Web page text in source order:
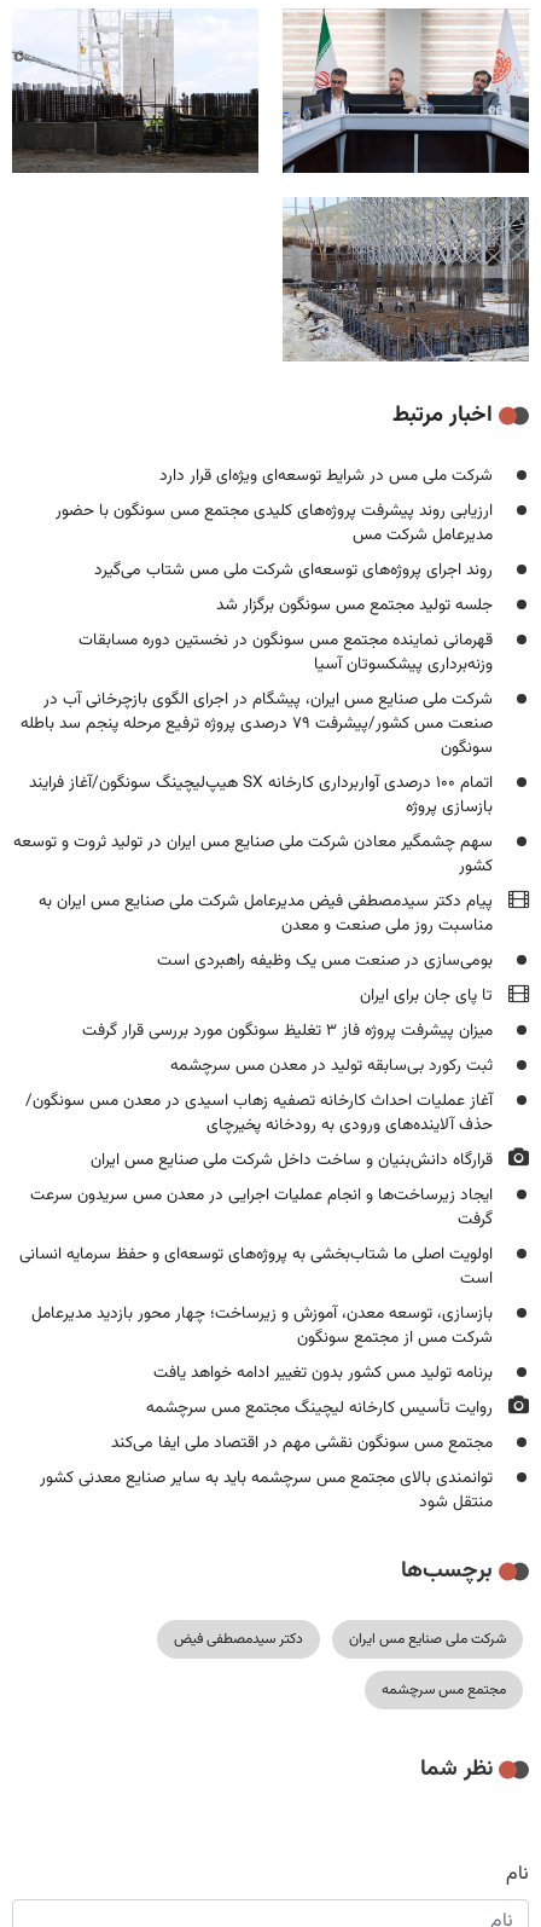
اخبار مرتبط
شرکت ملی مس در شرایط توسعه‌ای ویژه‌ای قرار دارد
ارزیابی روند پیشرفت پروژه‌های کلیدی مجتمع مس سونگون با حضور
مدیرعامل شرکت مس
روند اجرای پروژه‌های توسعه‌ای شرکت ملی مس شتاب می‌گیرد
جلسه تولید مجتمع مس سونگون برگزار شد
قهرمانی نماینده مجتمع مس سونگون در نخستین دوره مسابقات
وزنه‌برداری پیشکسوتان آسیا
شرکت ملی صنایع مس ایران، پیشگام در اجرای الگوی بازچرخانی آب در
صنعت مس کشور/پیشرفت ۷۹ درصدی پروژه ترفیع مرحله پنجم سد باطله
سونگون
اتمام ۱۰۰ درصدی آواربرداری کارخانه SX هیپ‌لیچینگ سونگون/آغاز فرایند
بازسازی پروژه
سهم چشمگیر معادن شرکت ملی صنایع مس ایران در تولید ثروت و توسعه
کشور
پیام دکتر سیدمصطفی فیض مدیرعامل شرکت ملی صنایع مس ایران به
مناسبت روز ملی صنعت و معدن
بومی‌سازی در صنعت مس یک وظیفه راهبردی است
تا پای جان برای ایران
میزان پیشرفت پروژه فاز ۳ تغلیظ سونگون مورد بررسی قرار گرفت
ثبت رکورد بی‌سابقه تولید در معدن مس سرچشمه
آغاز عملیات احداث کارخانه تصفیه زهاب اسیدی در معدن مس سونگون/
حذف آلاینده‌های ورودی به رودخانه پخیرچای
قرارگاه دانش‌بنیان و ساخت داخل شرکت ملی صنایع مس ایران
ایجاد زیرساخت‌ها و انجام عملیات اجرایی در معدن مس سریدون سرعت
گرفت
اولویت اصلی ما شتاب‌بخشی به پروژه‌های توسعه‌ای و حفظ سرمایه انسانی
است
بازسازی، توسعه معدن، آموزش و زیرساخت؛ چهار محور بازدید مدیرعامل
شرکت مس از مجتمع سونگون
برنامه تولید مس کشور بدون تغییر ادامه خواهد یافت
روایت تأسیس کارخانه لیچینگ مجتمع مس سرچشمه
مجتمع مس سونگون نقشی مهم در اقتصاد ملی ایفا می‌کند
توانمندی بالای مجتمع مس سرچشمه باید به سایر صنایع معدنی کشور
منتقل شود
برچسب‌ها
شرکت ملی صنایع مس ایران دکتر سیدمصطفی فیض
مجتمع مس سرچشمه
نظر شما
نام